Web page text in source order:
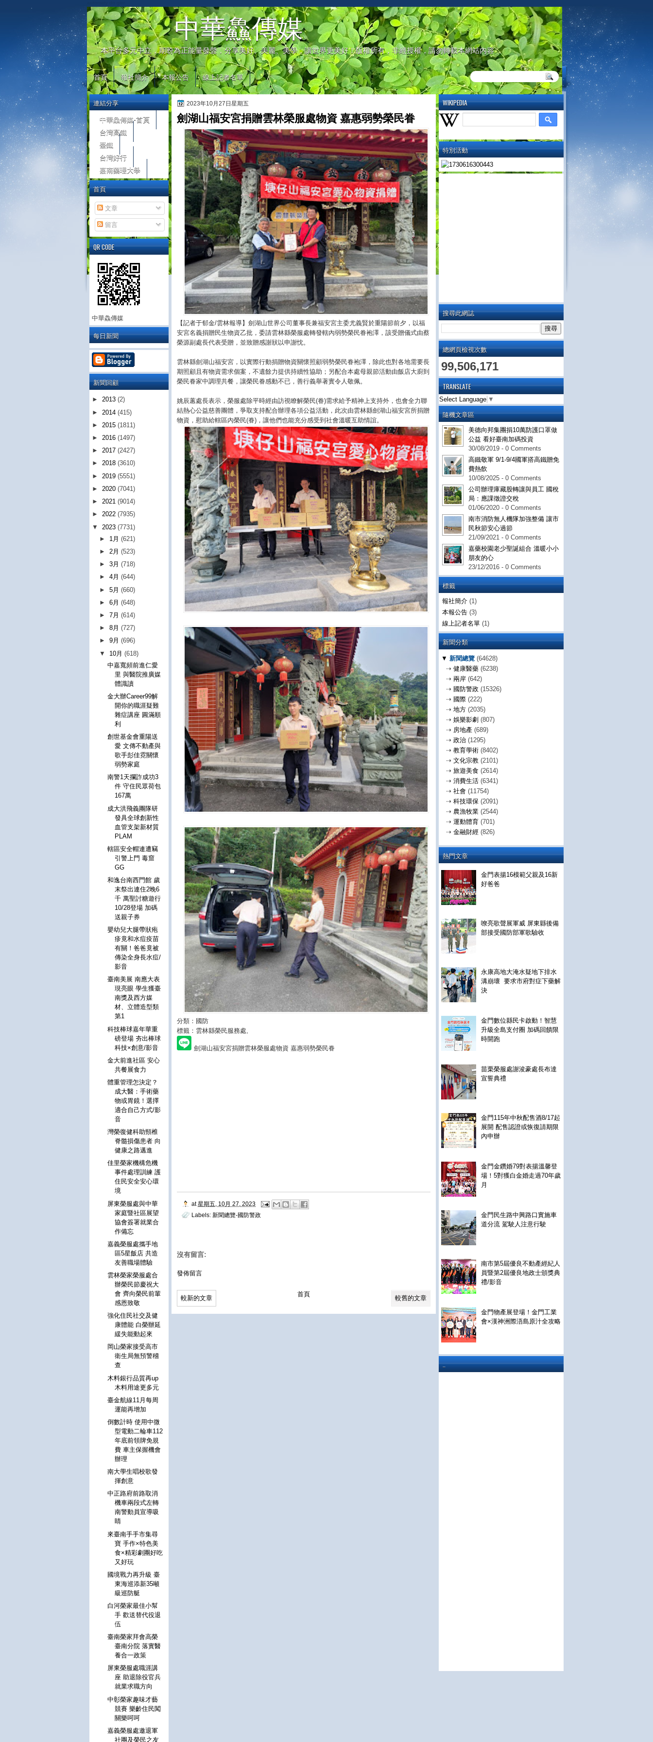
中華鱻傳媒
本平台多元中立，期盼為正能量發聲，分享美好、美麗、美學，讓世界更美好！版權所有，非經授權，請勿轉載本網站內容
首頁 報社簡介 本報公告 線上記者名單
WIKIPEDIA
特別活動
搜尋此網誌
總網頁檢視次數
99,506,171
TRANSLATE
Select Language ▼
隨機文章區
美德向邦集團捐10萬防護口罩做
公益 看好臺南加碼投資
30/08/2019 - 0 Comments
高鐵敬軍 9/1-9/4國軍搭高鐵贈免
費熱飲
10/08/2025 - 0 Comments
公司辦理庫藏股轉讓與員工 國稅
局：應課徵證交稅
01/06/2020 - 0 Comments
南市消防無人機隊加強整備 讓市
民秋節安心過節
21/09/2021 - 0 Comments
嘉藥校園老少聖誕組合 溫暖小小
朋友的心
23/12/2016 - 0 Comments
標籤
報社簡介 (1)
本報公告 (3)
線上記者名單 (1)
新聞分類
▼ 新聞總覽 (64628)
⇢ 健康醫藥 (6238)
⇢ 兩岸 (642)
⇢ 國防警政 (15326)
⇢ 國際 (222)
⇢ 地方 (2035)
⇢ 娛樂影劇 (807)
⇢ 房地產 (689)
⇢ 政治 (1295)
⇢ 教育學術 (8402)
⇢ 文化宗教 (2101)
⇢ 旅遊美食 (2614)
⇢ 消費生活 (6341)
⇢ 社會 (11754)
⇢ 科技環保 (2091)
⇢ 農漁牧業 (2544)
⇢ 運動體育 (701)
⇢ 金融財經 (826)
熱門文章
金門表揚16模範父親及16新
好爸爸
嘹亮歌聲展軍威 屏東縣後備
部接受國防部軍歌驗收
永康高地大淹水疑地下排水
溝崩壞 要求市府對症下藥解
決
金門數位縣民卡啟動！智慧
升級全島支付圈 加碼回饋限
時開跑
苗栗榮服處謝浚豪處長布達
宣誓典禮
金門115年中秋配售酒8/17起
展開 配售認證或恢復請期限
內申辦
金門金鑽婚79對表揚溫馨登
場！5對獲白金婚走過70年歲
月
金門民生路中興路口實施車
道分流 駕駛人注意行駛
南市第5屆優良不動產經紀人
員暨第2屆優良地政士頒獎典
禮/影音
金門物產展登場！金門工業
會×漢神洲際浯島原汁全攻略
..
2023年10月27日星期五
劍湖山福安宮捐贈雲林榮服處物資 嘉惠弱勢榮民眷
【記者于郁金/雲林報導】劍湖山世界公司董事長兼福安宮主委尤義賢於重陽節前夕，以福
安宮名義捐贈民生物資乙批，委請雲林縣榮服處轉發轄內弱勢榮民眷袍澤，該受贈儀式由蔡
榮源副處長代表受贈，並致贈感謝狀以申謝忱。
雲林縣劍湖山福安宮，以實際行動捐贈物資關懷照顧弱勢榮民眷袍澤，除此也對各地需要長
期照顧且有物資需求個案，不遺餘力提供持續性協助；另配合本處母親節活動由飯店大廚到
榮民眷家中調理共餐，讓榮民眷感動不已，善行義舉著實令人敬佩。
姚辰蕙處長表示，榮服處除平時經由訪視瞭解榮民(眷)需求給予精神上支持外，也會全力聯
結熱心公益慈善團體，爭取支持配合辦理各項公益活動，此次由雲林縣劍湖山福安宮所捐贈
物資，慰助給轄區內榮民(眷)，讓他們也能充分感受到社會溫暖互助情誼。
分類：國防
標籤：雲林縣榮民服務處
劍湖山福安宮捐贈雲林榮服處物資 嘉惠弱勢榮民眷
at 星期五, 10月 27, 2023
Labels: 新聞總覽-國防警政
沒有留言:
發佈留言
較新的文章 較舊的文章
首頁
連結分享
中華鱻傳媒-首頁
台灣高鐵
臺鐵
台灣好行
嘉南藥理大學
首頁
文章
留言
QR CODE
中華鱻傳媒
每日新聞
新聞回顧
► 2013 (2)
► 2014 (415)
► 2015 (1811)
► 2016 (1497)
► 2017 (2427)
► 2018 (3610)
► 2019 (5551)
► 2020 (7041)
► 2021 (9014)
► 2022 (7935)
▼ 2023 (7731)
► 1月(621)
► 2月(523)
►3月(718)
►4月(644)
►5月(660)
►6月(648)
►7月(614)
►8月(727)
►9月(696)
▼ 10月(618)
中嘉寬頻前進仁愛
里 與醫院推廣媒
體識讀
金大辦Career99解
開你的職涯疑難
雜症講座 圓滿順
利
創世基金會重陽送
愛 文傳不動產與
歌手彭佳霓關懷
弱勢家庭
南警1天攔詐成功3
件 守住民眾荷包
167萬
成大洪飛義團隊研
發具全球創新性
血管支架新材質
PLAM
轄區安全帽連遭竊
引警上門 毒窟
GG
和逸台南西門館 歲
末祭出連住2晚6
千 萬聖討糖遊行
10/28登場 加碼
送親子券
嬰幼兒大腿帶狀疱
疹竟和水痘疫苗
有關！爸爸竟被
傳染全身長水痘/
影音
臺南美展 南應大表
現亮眼 學生獲臺
南獎及西方媒
材、立體造型類
第1
科技棒球嘉年華重
磅登場 夯出棒球
科技×創意/影音
金大前進社區 安心
共餐展食力
體重管理怎決定？
成大醫：手術藥
物或胃鏡！選擇
適合自己方式/影
音
灣榮復健科助頸椎
脊髓損傷患者 向
健康之路邁進
佳里榮家機構危機
事件處理訓練 護
住民安全安心環
境
屏東榮服處與中華
家庭暨社區展望
協會簽署就業合
作備忘
嘉義榮服處攜手地
區5星飯店 共造
友善職場體驗
雲林榮家榮服處合
辦榮民節慶祝大
會 齊向榮民前輩
感恩致敬
強化住民社交及健
康體能 白榮辦延
緩失能動起來
岡山榮家接受高市
衛生局無預警稽
查
木料銀行品質再up
木料用途更多元
臺金航線11月每周
運能再增加
倒數計時 使用中微
型電動二輪車112
年底前領牌免規
費 車主保握機會
辦理
南大學生唱校歌發
揮創意
中正路府前路取消
機車兩段式左轉
南警動員宣導吸
睛
來臺南手手市集尋
寶 手作×特色美
食×精彩劇團好吃
又好玩
國境戰力再升級 臺
東海巡添新35噸
級巡防艇
白河榮家最佳小幫
手 歡送替代役退
伍
臺南榮家拜會高榮
臺南分院 落實醫
養合一政策
屏東榮服處職涯講
座 助退除役官兵
就業求職方向
中彰榮家趣味才藝
競賽 樂齡住民闖
關樂呵呵
嘉義榮服處邀退軍
社團及榮民之友